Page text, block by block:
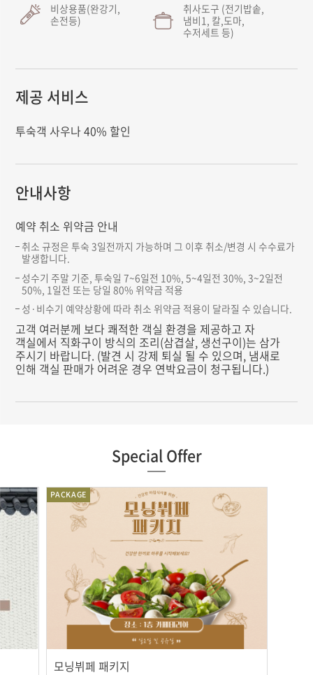
비상용품(완강기,
손전등)
취사도구 (전기밥솥,
냄비1, 칼,도마,
수저세트 등)
제공 서비스
투숙객 사우나 40% 할인
안내사항
예약 취소 위약금 안내
취소 규정은 투숙 3일전까지 가능하며 그 이후 취소/변경 시 수수료가
발생합니다.
성수기 주말 기준, 투숙일 7~6일전 10%, 5~4일전 30%, 3~2일전
50%, 1일전 또는 당일 80% 위약금 적용
성·비수기 예약상황에 따라 취소 위약금 적용이 달라질 수 있습니다.
고객 여러분께 보다 쾌적한 객실 환경을 제공하고 자
객실에서 직화구이 방식의 조리(삼겹살, 생선구이)는 삼가
주시기 바랍니다. (발견 시 강제 퇴실 될 수 있으며, 냄새로
인해 객실 판매가 어려운 경우 연박요금이 청구됩니다.)
Special Offer
PACKAGE
모닝뷔페 패키지